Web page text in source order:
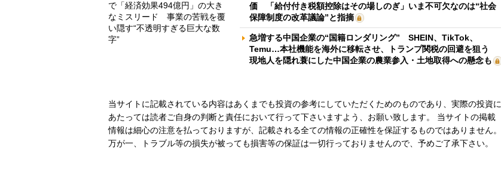
で「経済効果494億円」の大き
なミスリード 事業の苦戦を覆
い隠す“不透明すぎる巨大な数
字”
価 「給付付き税額控除はその場しのぎ」いま不可欠なのは“社会
保障制度の改革議論”と指摘
急増する中国企業の“国籍ロンダリング” SHEIN、TikTok、
Temu…本社機能を海外に移転させ、トランプ関税の回避を狙う
現地人を隠れ蓑にした中国企業の農業参入・土地取得への懸念も
当サイトに記載されている内容はあくまでも投資の参考にしていただくためのものであり、実際の投資に
あたっては読者ご自身の判断と責任において行って下さいますよう、お願い致します。 当サイトの掲載
情報は細心の注意を払っておりますが、記載される全ての情報の正確性を保証するものではありません。
万が一、トラブル等の損失が被っても損害等の保証は一切行っておりませんので、予めご了承下さい。